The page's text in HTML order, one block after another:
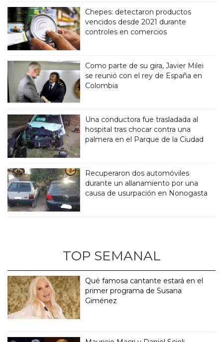
Chepes: detectaron productos
vencidos desde 2021 durante
controles en comercios
Como parte de su gira, Javier Milei
se reunió con el rey de España en
Colombia
Una conductora fue trasladada al
hospital tras chocar contra una
palmera en el Parque de la Ciudad
Recuperaron dos automóviles
durante un allanamiento por una
causa de usurpación en Nonogasta
TOP SEMANAL
Qué famosa cantante estará en el
primer programa de Susana
Giménez